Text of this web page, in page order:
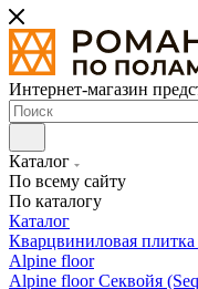
Интернет-магазин
Каталог
По всему сайту
По каталогу
Каталог
Кварцвиниловая
Alpine floor
Alpine floor Секвойя